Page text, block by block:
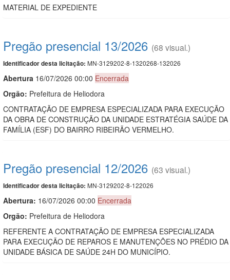
MATERIAL DE EXPEDIENTE
Pregão presencial 13/2026 (68 visual.)
Identificador desta licitação: MN-3129202-8-1320268-132026
Abertura 16/07/2026 00:00 Encerrada
Orgão: Prefeitura de Heliodora
CONTRATAÇÃO DE EMPRESA ESPECIALIZADA PARA EXECUÇÃO
DA OBRA DE CONSTRUÇÃO DA UNIDADE ESTRATÉGIA SAÚDE DA
FAMÍLIA (ESF) DO BAIRRO RIBEIRÃO VERMELHO.
Pregão presencial 12/2026 (63 visual.)
Identificador desta licitação: MN-3129202-8-122026
Abertura: 16/07/2026 00:00 Encerrada
Orgão: Prefeitura de Heliodora
REFERENTE A CONTRATAÇÃO DE EMPRESA ESPECIALIZADA
PARA EXECUÇÃO DE REPAROS E MANUTENÇÕES NO PRÉDIO DA
UNIDADE BÁSICA DE SAÚDE 24H DO MUNICÍPIO.